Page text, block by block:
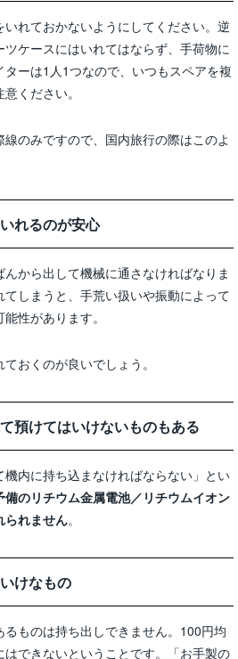
れておかないようにしてください。逆
ケースにはいれてはならず、手荷物に
ーは1人1つなので、いつもスペアを複
ください。
のみですので、国内旅行の際はこのよ
れるのが安心
から出して機械に通さなければなりま
しまうと、手荒い扱いや振動によって
性があります。
おくのが良いでしょう。
預けてはいけないものもある
内に持ち込まなければならない」とい
備のリチウム金属電池／リチウムイオン
られません。
けなもの
ものは持ち出しできません。100円均
できないということです。「お手製の